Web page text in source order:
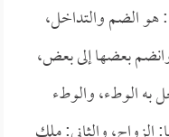
هو الضم والتداخل،
بعضها إلى بعض،
به الوطء، والوطء